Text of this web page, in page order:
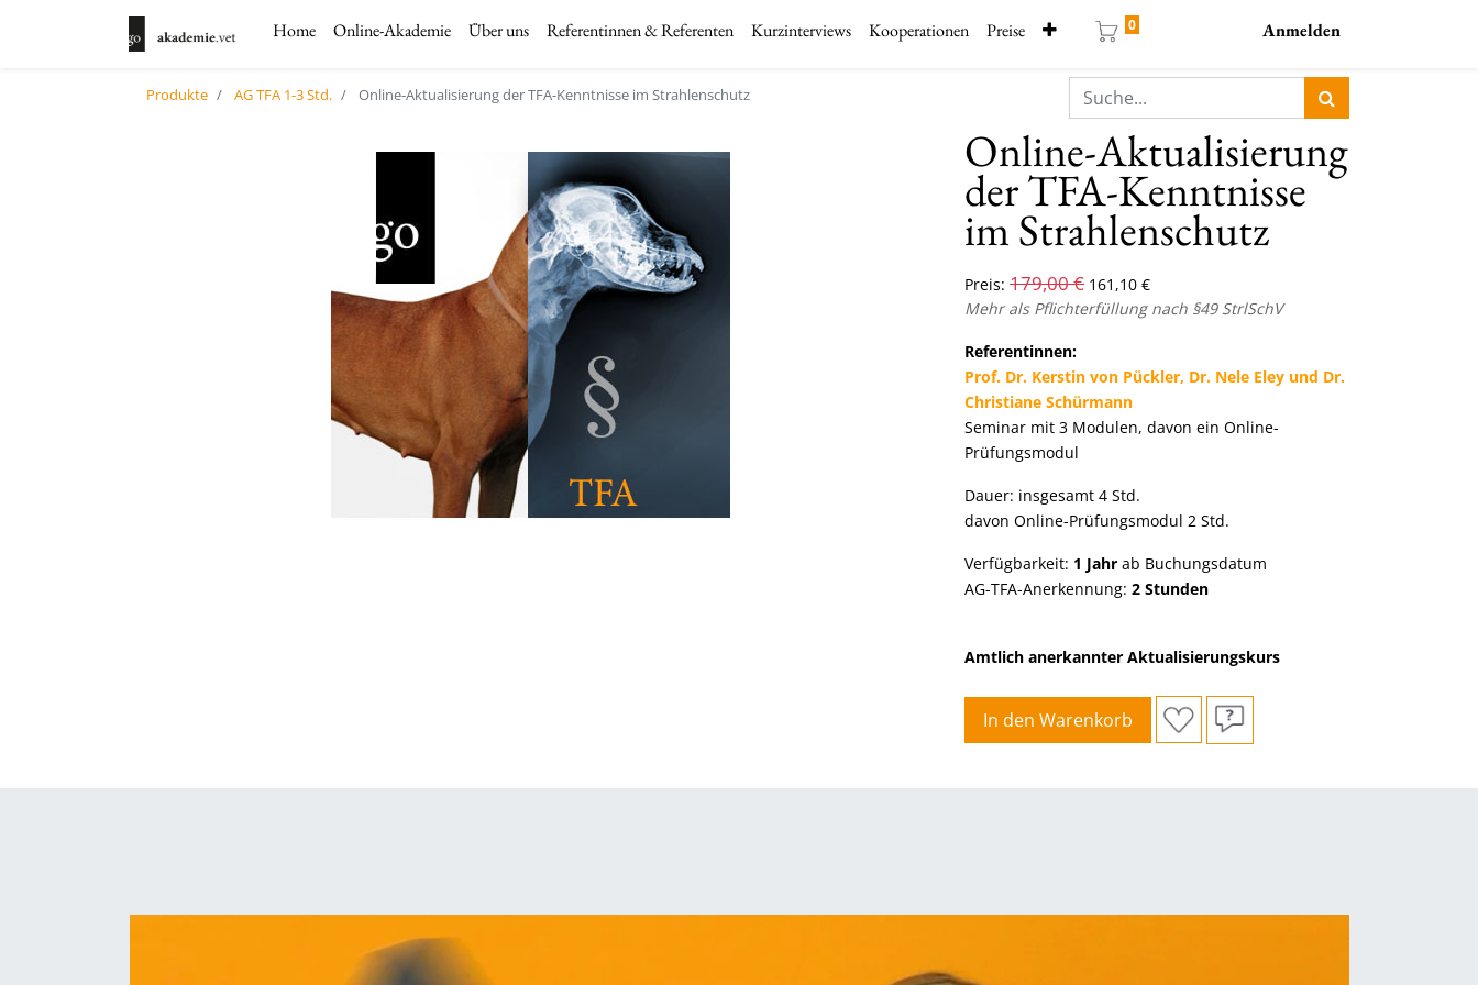
Home Online-Akademie Über uns Referentinnen & Referenten Kurzinterviews Kooperationen Preise 0 Anmelden
Produkte AG TFA 1-3 Std. Online-Aktualisierung der TFA-Kenntnisse im Strahlenschutz
Online-Aktualisierung
der TFA-Kenntnisse
im Strahlenschutz
Preis: 179,00€ 161,10 €
Mehr als Pflichterfüllung nach §49 StrlSchV
Referentinnen:
Prof. Dr. Kerstin von Pückler, Dr. Nele Eley und Dr.
Christiane Schürmann
Seminar mit 3 Modulen, davon ein Online-
Prüfungsmodul
Dauer: insgesamt 4 Std.
davon Online-Prüfungsmodul 2 Std.
Verfügbarkeit: 1 Jahr ab Buchungsdatum
AG-TFA-Anerkennung: 2 Stunden
Amtlich anerkannter Aktualisierungskurs
In den Warenkorb